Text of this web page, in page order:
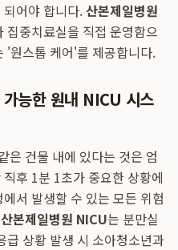
어야 합니다. 산본제일병원
집중치료실을 직접 운영함으
'원스톱 케어'를 제공합니다.
능한 원내 NICU 시스
은 건물 내에 있다는 것은 엄
후 1분 1초가 중요한 상황에
서 발생할 수 있는 모든 위험
산본제일병원 NICU는 분만실
급 상황 발생 시 소아청소년과